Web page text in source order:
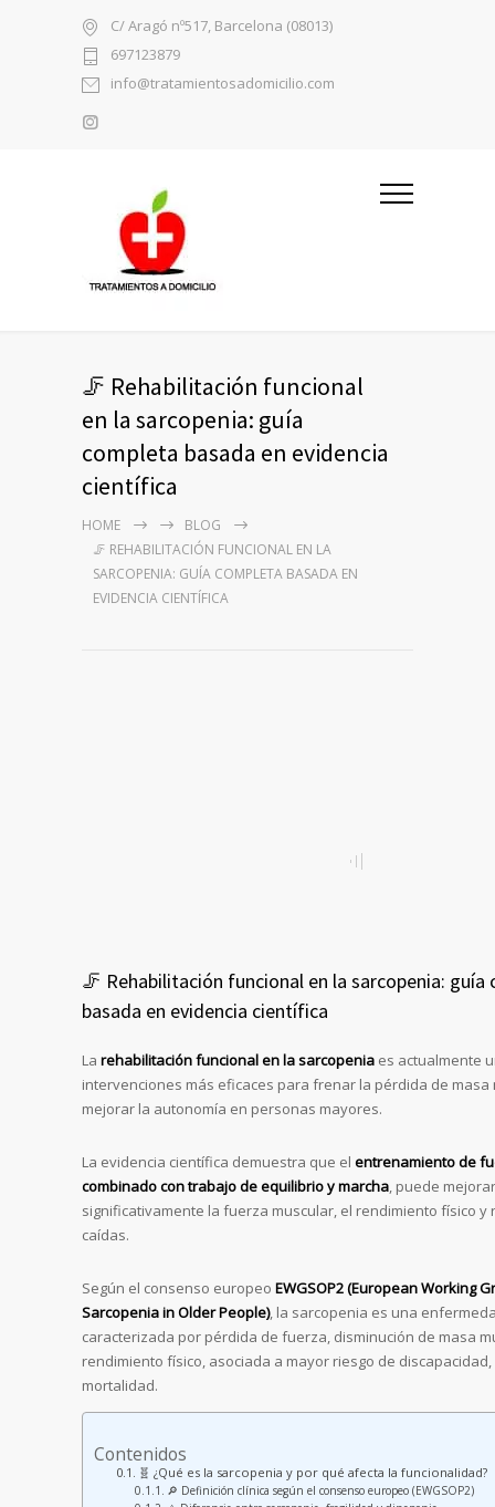
C/ Aragó nº517, Barcelona (08013)
697123879
info@tratamientosadomicilio.com
🦵 Rehabilitación funcional
en la sarcopenia: guía
completa basada en evidencia
científica
HOME
BLOG
🦵 REHABILITACIÓN FUNCIONAL EN LA
SARCOPENIA: GUÍA COMPLETA BASADA EN
EVIDENCIA CIENTÍFICA
🦵 Rehabilitación funcional en la sarcopenia: guía
basada en evidencia científica
La rehabilitación funcional en la sarcopenia es actualmente
intervenciones más eficaces para frenar la pérdida de masa
mejorar la autonomía en personas mayores.
La evidencia científica demuestra que el entrenamiento de
combinado con trabajo de equilibrio y marcha, puede mejorar
significativamente la fuerza muscular, el rendimiento físico y
caídas.
Según el consenso europeo EWGSOP2 (European Working
Sarcopenia in Older People), la sarcopenia es una
caracterizada por pérdida de fuerza, disminución de masa
rendimiento físico, asociada a mayor riesgo de
mortalidad.
Contenidos
🧬 ¿Qué es la sarcopenia y por qué afecta la funcionalidad?
🔎 Definición clínica según el consenso europeo (EWGSOP2)